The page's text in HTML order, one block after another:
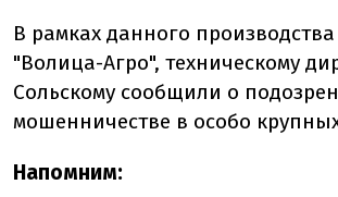
В рамках данного
"Волица-Агро", техническому
Сольскому сообщили о
мошенничестве в особо
Напомним: